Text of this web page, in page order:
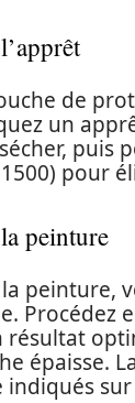
de
un
puis
pour
peinture
peinture,
Procédez
épaisse.
sur